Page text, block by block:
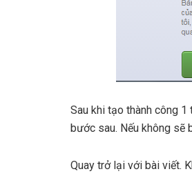
Sau khi tạo thành công
bước sau. Nếu không sẽ
Quay trở lại với bài viết.